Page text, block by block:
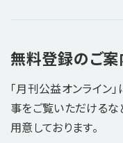
無料登録のご案
「月刊公益オンライン
事をご覧いただけるな
用意しております。